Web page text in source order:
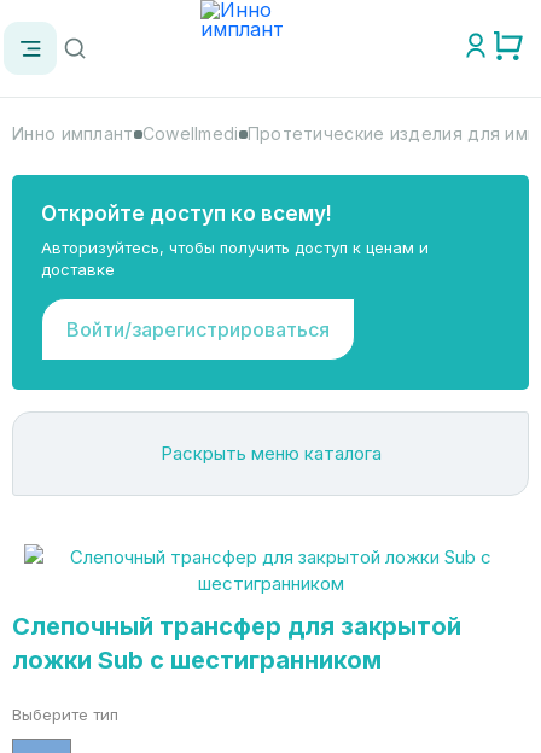
Инно имплант Cowellmedi Протетические изделия для
Откройте доступ ко всему!
Авторизуйтесь, чтобы получить доступ к ценам и
доставке
Войти/зарегистрироваться
Раскрыть меню каталога
Слепочный трансфер для закрытой
ложки Sub с шестигранником
Выберите тип